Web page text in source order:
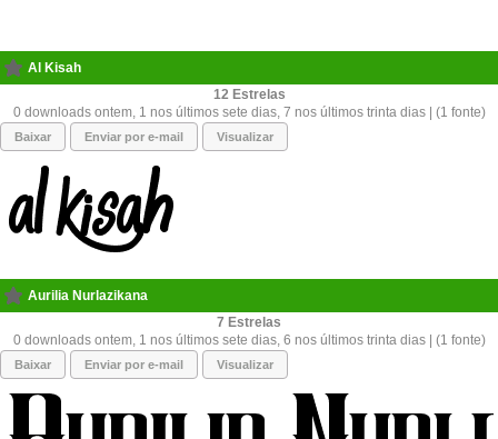
Al Kisah
12
0 downloads ontem, 1 nos últimos sete dias, 7 nos últimos trinta dias | (1 fonte)
Baixar Enviar por e-mail Visualizar
Aurilia Nurlazikana
7
0 downloads ontem, 1 nos últimos sete dias, 6 nos últimos trinta dias | (1 fonte)
Baixar Enviar por e-mail Visualizar